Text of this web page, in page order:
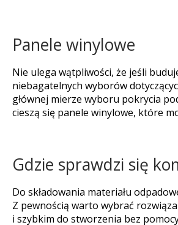
Panele winylowe
Nie ulega wątpliwości, że jeśli
niebagatelnych wyborów
głównej mierze wyboru pokrycia
cieszą się panele winylowe, które
Gdzie sprawdzi się
Do składowania materiału
Z pewnością warto wybrać
i szybkim do stworzenia bez